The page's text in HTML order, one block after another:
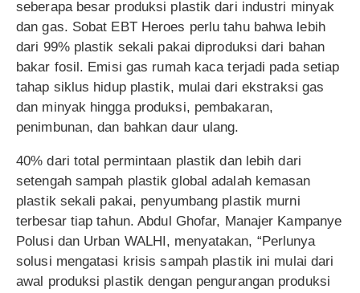
seberapa besar produksi plastik dari industri minyak
dan gas. Sobat EBT Heroes perlu tahu bahwa lebih
dari 99% plastik sekali pakai diproduksi dari bahan
bakar fosil. Emisi gas rumah kaca terjadi pada setiap
tahap siklus hidup plastik, mulai dari ekstraksi gas
dan minyak hingga produksi, pembakaran,
penimbunan, dan bahkan daur ulang.
40% dari total permintaan plastik dan lebih dari
setengah sampah plastik global adalah kemasan
plastik sekali pakai, penyumbang plastik murni
terbesar tiap tahun. Abdul Ghofar, Manajer Kampanye
Polusi dan Urban WALHI, menyatakan, “Perlunya
solusi mengatasi krisis sampah plastik ini mulai dari
awal produksi plastik dengan pengurangan produksi